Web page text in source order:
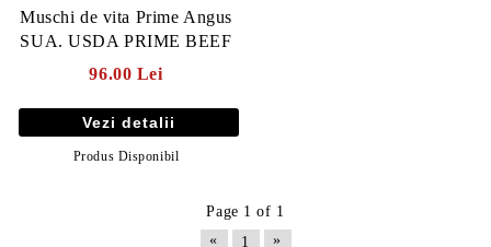
Muschi de vita Prime Angus
SUA. USDA PRIME BEEF
96.00 Lei
Vezi detalii
Produs Disponibil
Page 1 of 1
«
1 »